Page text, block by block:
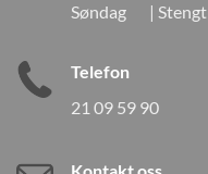
Søndag | Stengt
Telefon
21 09 59 90